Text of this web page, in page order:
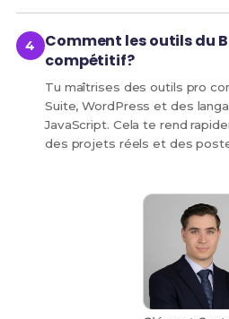
Comment les outils du
compétitif?
Tu maîtrises des outils pro
Suite, WordPress et des
JavaScript. Cela te rend
des projets réels et des